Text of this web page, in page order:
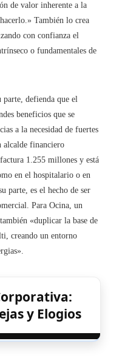
de valor inherente a la
También lo crea
con confianza el
o fundamentales de
parte, defienda que el
beneficios que se
a la necesidad de fuertes
alcalde financiero
1.255 millones y está
en el hospitalario o en
parte, es el hecho de ser
Para Ocina, un
«duplicar la base de
creando un entorno
y Elogios